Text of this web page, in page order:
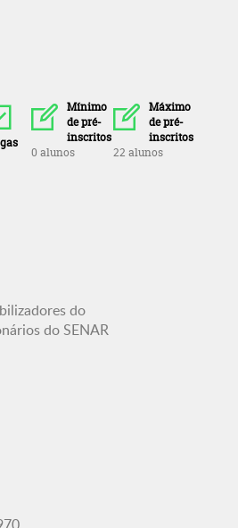
Mínimo
de pré-
inscritos
0 alunos
Máximo
de pré-
inscritos
22 alunos
do
do SENAR